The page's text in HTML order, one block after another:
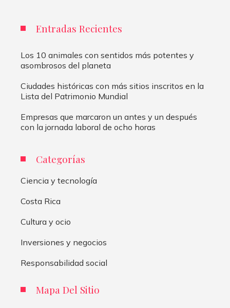
Entradas Recientes
Los 10 animales con sentidos más potentes y
asombrosos del planeta
Ciudades históricas con más sitios inscritos en la
Lista del Patrimonio Mundial
Empresas que marcaron un antes y un después
con la jornada laboral de ocho horas
Categorías
Ciencia y tecnología
Costa Rica
Cultura y ocio
Inversiones y negocios
Responsabilidad social
Mapa Del Sitio